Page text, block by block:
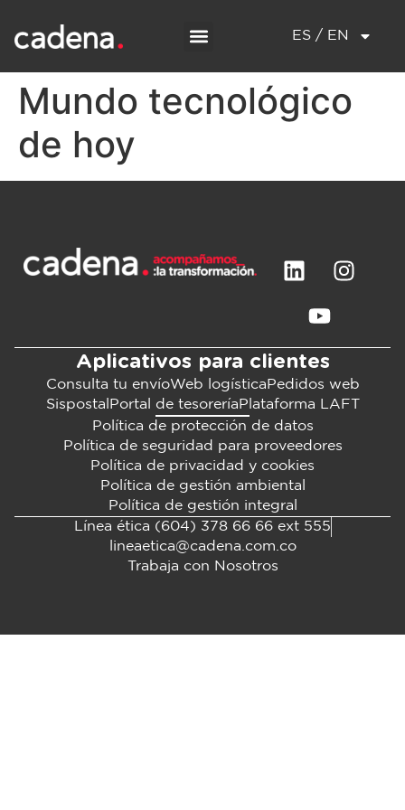
ES / EN
Mundo tecnológico
de hoy
Aplicativos para clientes
Consulta tu envíoWeb logística Pedidos web
Sispostal Portal de tesorería Plataforma LAFT
Política de protección de datos
Política de seguridad para proveedores
Política de privacidad y cookies
Política de gestión ambiental
Política de gestión integral
Línea ética (604) 378 66 66 ext 555
lineaetica@cadena.com.co
Trabaja con Nosotros